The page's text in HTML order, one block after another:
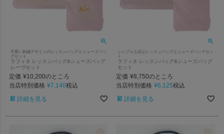
可愛い刺繍デザインのレッスンバッグとシューズバッ
グセット
ラフィネ レッスンバッグ&シューズバッグ
レーヴセット
定価 ¥10,200のところ
当店特別価格 ¥7,140税込
詳細を見る
シンプル上品なレッスンバッグとシューズバッグセッ
ト
ラフィネ レッスンバッグ&シューズバッグ
セット
定価 ¥8,750のところ
当店特別価格 ¥6,125税込
詳細を見る